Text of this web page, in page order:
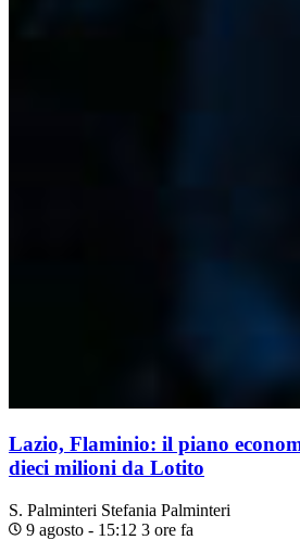
Lazio, Flaminio: il piano
dieci milioni da Lotito
S. Palminteri Stefania Palminteri
9 agosto - 15:12 3 ore fa